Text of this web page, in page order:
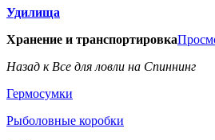
Удилища
Хранение и транспортировка
Назад к Все для ловли на Спиннинг
Гермосумки
Рыболовные коробки